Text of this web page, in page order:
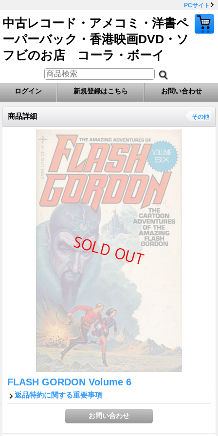
PCサイト
中古レコード・アメコミ・洋書ペ
ーパーバック・香港映画DVD・ソ
フビのお店 コーラ・ボーイ
ログイン 新規登録はこちら お問い合わせ
商品詳細 その他
FLASH GORDON Volume 6
返品特約に関する重要事項